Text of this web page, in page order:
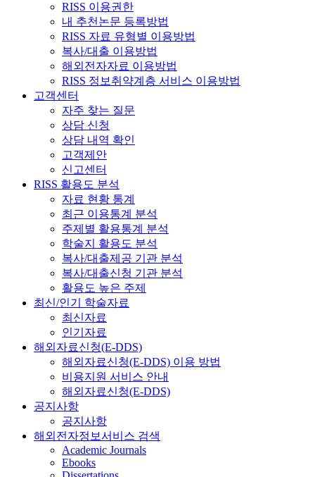
RISS 이용권한
내 추천논문 등록방법
RISS 자료 유형별 이용방법
복사/대출 이용방법
해외전자자료 이용방법
RISS 정보취약계층 서비스 이용방법
고객센터
자주 찾는 질문
상담 신청
상담 내역 확인
고객제안
신고센터
RISS 활용도 분석
자료 현황 통계
최근 이용통계 분석
주제별 활용통계 분석
학술지 활용도 분석
복사/대출제공 기관 분석
복사/대출신청 기관 분석
활용도 높은 주제
최신/인기 학술자료
최신자료
인기자료
해외자료신청(E-DDS)
해외자료신청(E-DDS) 이용 방법
비용지원 서비스 안내
해외자료신청(E-DDS)
공지사항
공지사항
해외전자정보서비스 검색
Academic Journals
Ebooks